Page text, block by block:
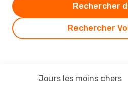
Rechercher
Rechercher
Jours les moins chers